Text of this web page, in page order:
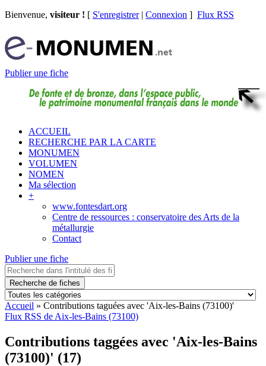
Bienvenue, visiteur ! [ S'enregistrer| Connexion ] Flux RSS
Publier une fiche
ACCUEIL
RECHERCHE PAR LA CARTE
MONUMEN
VOLUMEN
NOMEN
Ma sélection
+
www.fontesdart.org
Centre de ressources : conservatoire des Arts de la
métallurgie
Contact
Publier une fiche
Recherche de fiches
Accueil » Contributions taguées avec 'Aix-les-Bains (73100)'
Flux RSS de Aix-les-Bains (73100)
Contributions taggées avec 'Aix-les-Bains
(73100)' (17)